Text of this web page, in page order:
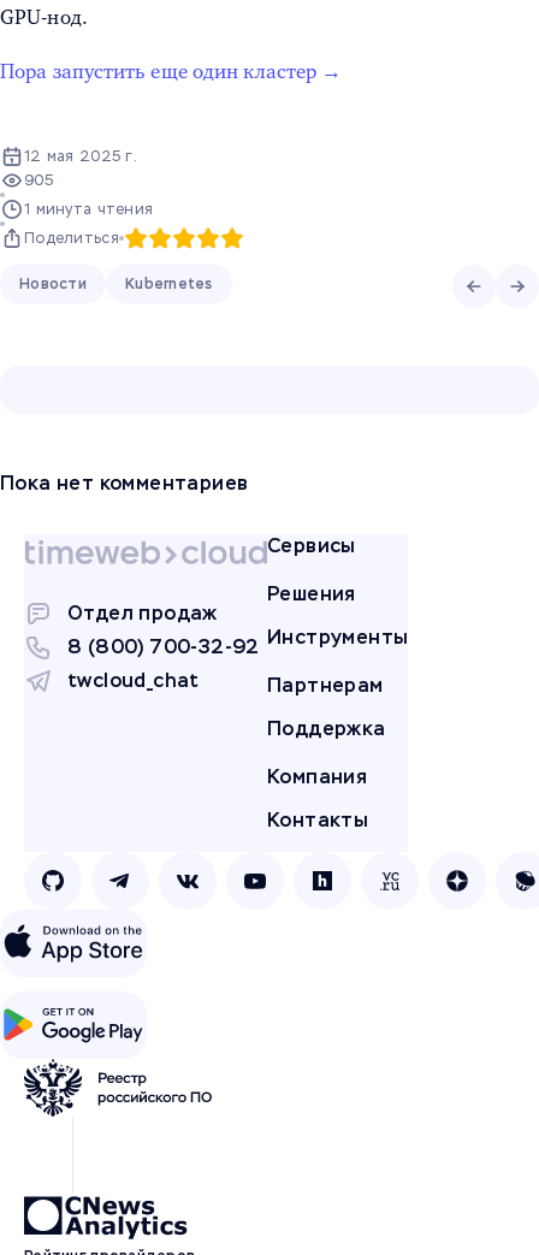
GPU-нод.
Пора запустить еще один кластер →
12 мая 2025 г.
905
1 минута чтения
Поделиться
Новости Kubernetes
Пока нет комментариев
Отдел продаж
8 (800) 700-32-92
twcloud_chat
Сервисы
Решения
Инструменты
Партнерам
Поддержка
Компания
Контакты